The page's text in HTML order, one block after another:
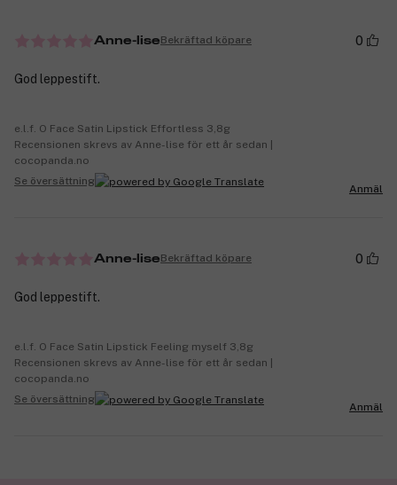
Anne-liseBekräftad köpare 0
God leppestift.
e.l.f. O Face Satin Lipstick Effortless 3,8g
Recensionen skrevs av Anne-lise för ett år sedan |
cocopanda.no
Se översättning
Anmäl
Anne-liseBekräftad köpare 0
God leppestift.
e.l.f. O Face Satin Lipstick Feeling myself 3,8g
Recensionen skrevs av Anne-lise för ett år sedan |
cocopanda.no
Se översättning
Anmäl